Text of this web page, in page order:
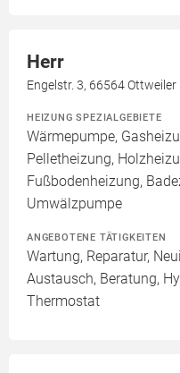
Herr
Engelstr. 3, 66564
HEIZUNG SPEZIALGEBIETE
Wärmepumpe,
Pelletheizung,
Fußbodenheizung,
Umwälzpumpe
ANGEBOTENE TÄTIGKEITEN
Wartung, Reparatur,
Austausch, Beratung,
Thermostat